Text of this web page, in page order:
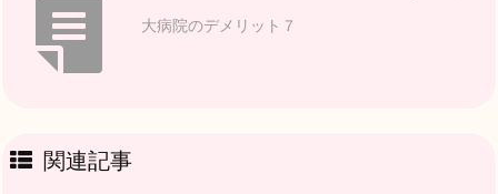
大病院のデメリット７
関連記事